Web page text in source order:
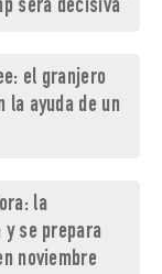
será decisiva”
el granjero
la ayuda de un
la
se prepara
noviembre